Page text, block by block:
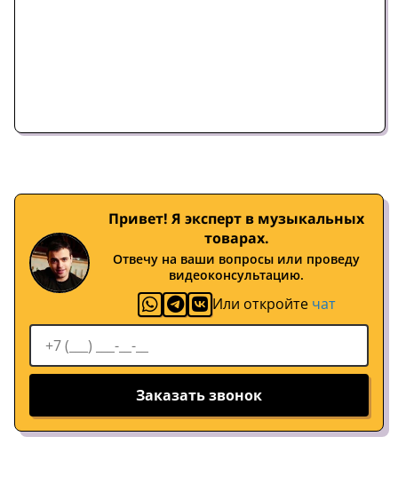
Привет! Я эксперт в музыкальных
товарах.
Отвечу на ваши вопросы или проведу
видеоконсультацию.
Или откройте чат
Заказать звонок